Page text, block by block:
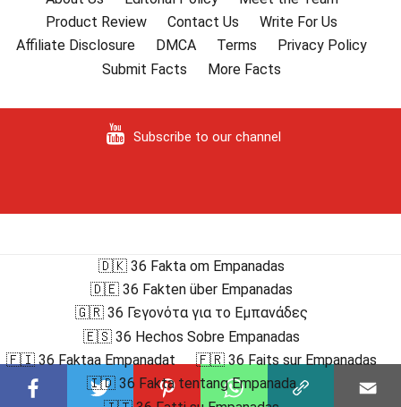
Product Review
Contact Us
Write For Us
Affiliate Disclosure
DMCA Terms
Privacy Policy
Submit Facts
More Facts
Subscribe to our channel
🇩🇰 36 Fakta om Empanadas
🇩🇪 36 Fakten über Empanadas
🇬🇷 36 Γεγονότα για το Εμπανάδες
🇪🇸 36 Hechos Sobre Empanadas
🇫🇮 36 Faktaa Empanadat
🇫🇷 36 Faits sur Empanadas
🇮🇩 36 Fakta tentang Empanada